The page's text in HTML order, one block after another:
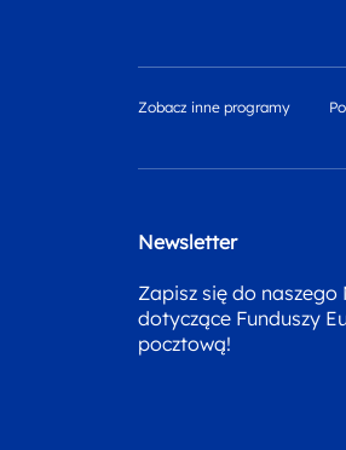
Zobacz inne programy
Newsletter
Zapisz się do
dotyczące Funduszy
pocztową!